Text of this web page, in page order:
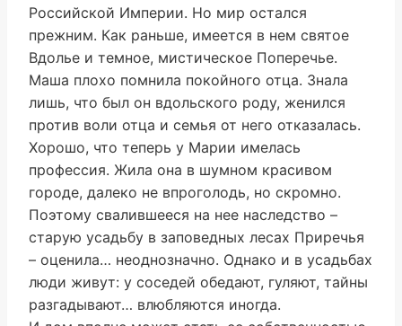
Российской Империи. Но мир остался
прежним. Как раньше, имеется в нем святое
Вдолье и темное, мистическое Поперечье.
Маша плохо помнила покойного отца. Знала
лишь, что был он вдольского роду, женился
против воли отца и семья от него отказалась.
Хорошо, что теперь у Марии имелась
профессия. Жила она в шумном красивом
городе, далеко не впроголодь, но скромно.
Поэтому свалившееся на нее наследство –
старую усадьбу в заповедных лесах Приречья
– оценила… неоднозначно. Однако и в усадьбах
люди живут: у соседей обедают, гуляют, тайны
разгадывают… влюбляются иногда.